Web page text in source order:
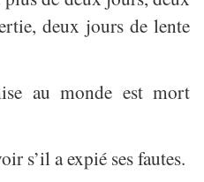
deux jours de lente
au monde est mort
s’il a expié ses fautes.